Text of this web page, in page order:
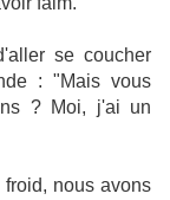
se coucher
: "Mais vous
? Moi, j'ai un
nous avons